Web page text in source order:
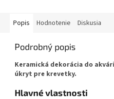
Popis Hodnotenie Diskusia
Podrobný popis
Keramická dekorácia do
úkryt pre krevetky.
Hlavné vlastnosti